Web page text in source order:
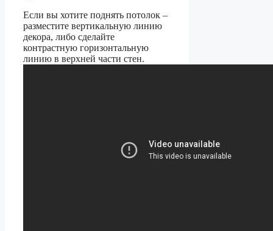
Если вы хотите поднять потолок –
разместите вертикальную линию
декора, либо сделайте
контрастную горизонтальную
линию в верхней части стен.